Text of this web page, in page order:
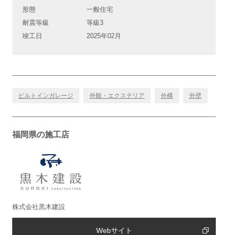
形態
一般住宅
耐震等級
等級3
竣工日
2025年02月
ビルトインガレージ 外観・エクステリア 外構 外壁
福岡県の施工店
株式会社黒木建設
Webサイト